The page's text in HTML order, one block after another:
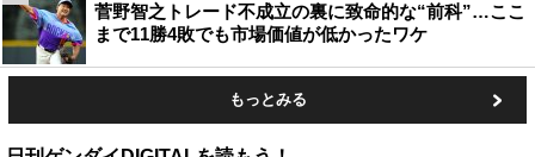
菅野智之トレード不成立の裏に致命的な“前科”…ここ
まで11勝4敗でも市場価値が低かったワケ
もっとみる